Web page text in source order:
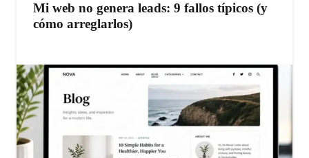
Mi web no genera leads: 9 fallos típicos (y
cómo arreglarlos)